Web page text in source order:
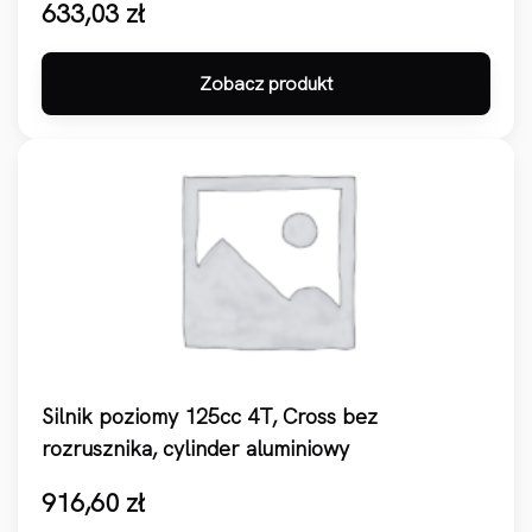
633,03 zł
Zobacz produkt
Silnik poziomy 125cc 4T, Cross bez
rozrusznika, cylinder aluminiowy
916,60 zł